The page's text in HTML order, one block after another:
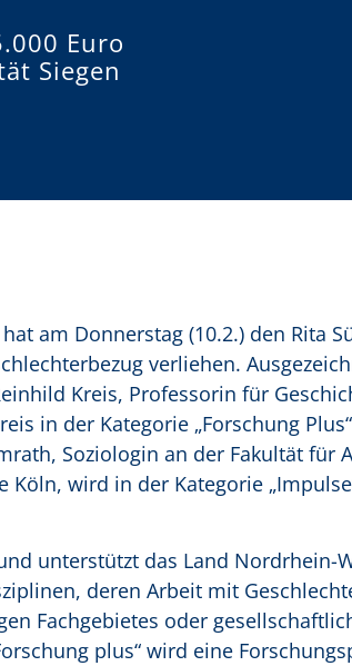
Euro
Siegen
am Donnerstag (10.2.) den Rita
verliehen.
Kreis, Professorin für
in der Kategorie „Forschung
Soziologin an der Fakultät für
Köln, wird in der Kategorie
unterstützt das Land Nordrhein-
deren Arbeit mit
Fachgebietes oder
plus“ wird eine